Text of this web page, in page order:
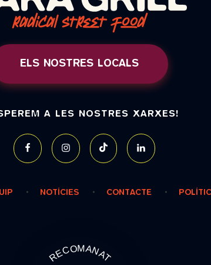
ELS NOSTRES LOCALS
A LES NOSTRES XARXES!
NOTÍCIES CONTACTE
RECOMANAT